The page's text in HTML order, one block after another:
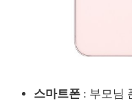
스마트폰 : 부모님